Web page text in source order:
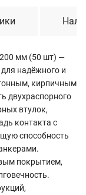
мм (50 шт) —
надёжного и
кирпичным
двухраспорного
втулок,
контакта с
способность
покрытием,